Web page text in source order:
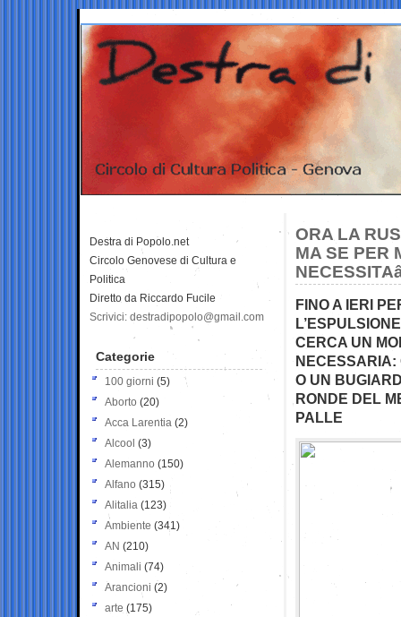
ORA LA
MA SE PER
FINO A IERI
CERCA UN
NECESSARIA:
O UN
RONDE DEL
PALLE
Destra di Popolo.net
Circolo Genovese di Cultura e
Politica
Diretto da Riccardo Fucile
Scrivici: destradipopolo@gmail.com
Categorie
100 giorni (5)
Aborto (20)
Acca Larentia (2)
Alcool (3)
Alemanno (150)
Alfano (315)
Alitalia (123)
Ambiente (341)
AN (210)
Animali (74)
Arancioni (2)
arte (175)